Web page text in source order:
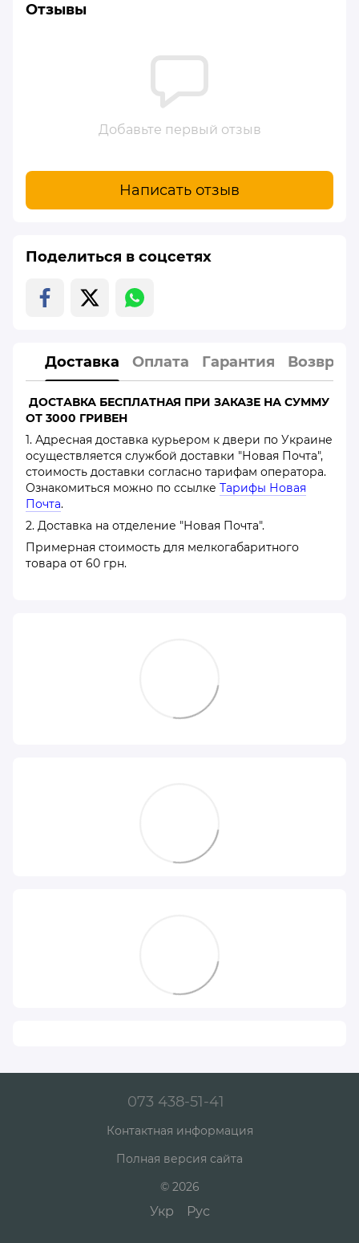
Отзывы
Добавьте первый отзыв
Написать отзыв
Поделиться в соцсетях
Доставка Оплата Гарантия Возврат
ДОСТАВКА БЕСПЛАТНАЯ ПРИ ЗАКАЗЕ НА СУММУ
ОТ 3000 ГРИВЕН
1. Адресная доставка курьером к двери по Украине
осуществляется службой доставки "Новая Почта",
стоимость доставки согласно тарифам оператора.
Ознакомиться можно по ссылке Тарифы Новая
Почта.
2. Доставка на отделение "Новая Почта".
Примерная стоимость для мелкогабаритного
товара от 60 грн.
073 438-51-41
Контактная информация
Полная версия сайта
© 2026
Укр Рус